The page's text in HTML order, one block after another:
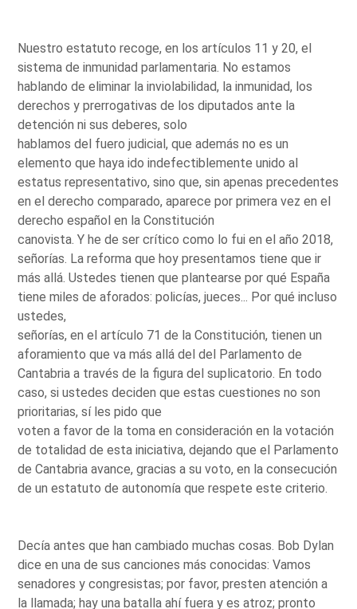
Nuestro estatuto recoge, en los artículos 11 y 20, el
sistema de inmunidad parlamentaria. No estamos
hablando de eliminar la inviolabilidad, la inmunidad, los
derechos y prerrogativas de los diputados ante la
detención ni sus deberes, solo
hablamos del fuero judicial, que además no es un
elemento que haya ido indefectiblemente unido al
estatus representativo, sino que, sin apenas precedentes
en el derecho comparado, aparece por primera vez en el
derecho español en la Constitución
canovista. Y he de ser crítico como lo fui en el año 2018,
señorías. La reforma que hoy presentamos tiene que ir
más allá. Ustedes tienen que plantearse por qué España
tiene miles de aforados: policías, jueces... Por qué incluso
ustedes,
señorías, en el artículo 71 de la Constitución, tienen un
aforamiento que va más allá del del Parlamento de
Cantabria a través de la figura del suplicatorio. En todo
caso, si ustedes deciden que estas cuestiones no son
prioritarias, sí les pido que
voten a favor de la toma en consideración en la votación
de totalidad de esta iniciativa, dejando que el Parlamento
de Cantabria avance, gracias a su voto, en la consecución
de un estatuto de autonomía que respete este criterio.
Decía antes que han cambiado muchas cosas. Bob Dylan
dice en una de sus canciones más conocidas: Vamos
senadores y congresistas; por favor, presten atención a
la llamada; hay una batalla ahí fuera y es atroz; pronto